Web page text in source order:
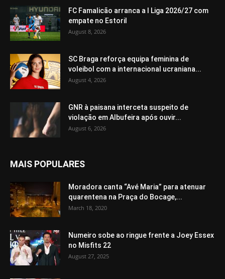
FC Famalicão arranca a I Liga 2026/27 com
empate no Estoril
August 8, 2026
SC Braga reforça equipa feminina de
voleibol com a internacional ucraniana...
August 4, 2026
GNR à paisana interceta suspeito de
violação em Albufeira após ouvir...
August 6, 2026
MAIS POPULARES
Moradora canta “Avé Maria” para atenuar
quarentena na Praça do Bocage,...
March 18, 2020
Numeiro sobe ao ringue frente a Joey Essex
no Misfits 22
August 27, 2025